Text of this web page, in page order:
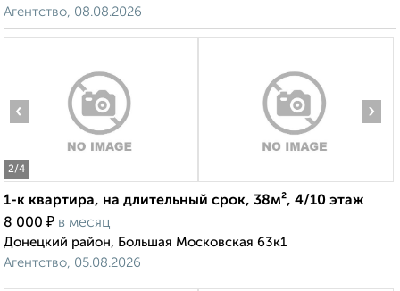
Агентство, 08.08.2026
2/4
‹ ›
1-к квартира, на длительный срок, 38м², 4/10 этаж
8 000 ₽ в месяц
Донецкий район, Большая Московская 63к1
Агентство, 05.08.2026